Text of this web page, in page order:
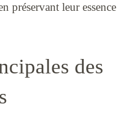
préservant leur essence
des